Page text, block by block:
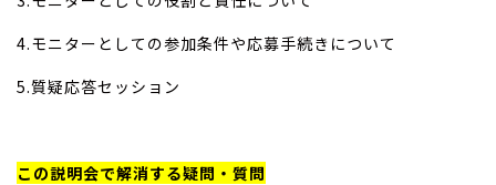
4.モニターとしての参加条件や応募手続きについて
5.質疑応答セッション
この説明会で解消する疑問・質問